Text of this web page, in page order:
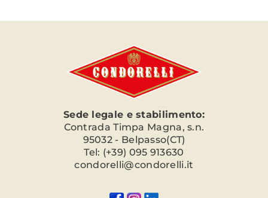
Sede legale e stabilimento:
Contrada Timpa Magna, s.n.
95032 - Belpasso(CT)
Tel: (+39) 095 913630
condorelli@condorelli.it